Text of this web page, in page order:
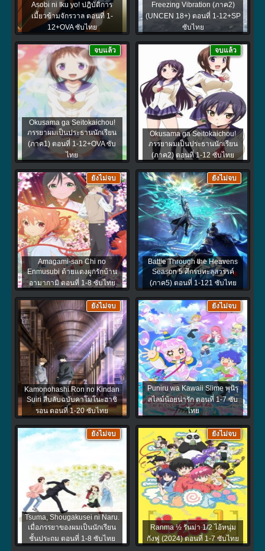
Asobi ni Iku yo! ปฎิบัติการ
เมี้ยวข้ามจักรวาล ตอนที่ 1-
12+OVA ซับไทย
Freezing Vibration (ภาค2)
(UNCEN 18+) ตอนที่ 1-12+SP
ซับไทย
Okusama ga Seitokaichou!
ภรรยาผมเป็นประธานนักเรียน
(ภาค1) ตอนที่ 1-12+OVA ซับ
ไทย
จบแล้ว
Okusama ga Seitokaichou!
ภรรยาผมเป็นประธานนักเรียน
(ภาค2) ตอนที่ 1-12 ซับไทย
จบแล้ว
Amagami-san Chi no
Enmusubi ด้ายแดงผูกรักบ้าน
อามากามิ ตอนที่ 1-8 ซับไทย
ยังไม่จบ
Battle Through the Heavens
Season 5 ศึกรบทะลุสวรรค์
(ภาค5) ตอนที่ 1-121 ซับไทย
ยังไม่จบ
Kamonohashi Ron no Kindan
Suiri สืบลับฉบับคาโมโนะฮาชิ
รอน ตอนที่ 1-20 ซับไทย
ยังไม่จบ
Puniru wa Kawaii Slime พุนิรุ
สไลม์น้อยน่ารัก ตอนที่ 1-7 ซับ
ไทย
ยังไม่จบ
Tsuma, Shougakusei ni Naru.
เมื่อภรรยาของผมเป็นนักเรียน
ชั้นประถม ตอนที่ 1-8 ซับไทย
ยังไม่จบ
Ranma ½ รันม่า 1/2 ไอ้หนุ่ม
กังฟู (2024) ตอนที่ 1-7 ซับไทย
ยังไม่จบ